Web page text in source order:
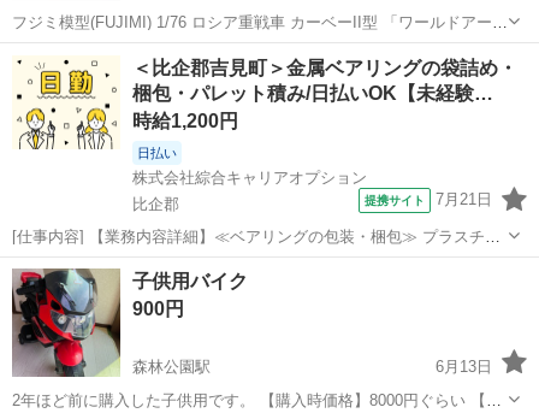
フジミ模型(FUJIMI) 1/76 ロシア重戦車 カーベーII型 「ワールドアーマ
ーシリーズ No.37」 パーツは全部そろっていると思います、古い商品
ですので箱は傷みが有ります、 発売後かなり経過して...
若葉駅 模型、プラモデル
＜比企郡吉見町＞金属ベアリングの袋詰め・
梱包・パレット積み/日払いOK【未経験…
時給1,200円
日払い
株式会社綜合キャリアオプション
比企郡
提携サイト 7月21日
[仕事内容] 【業務内容詳細】≪ベアリングの包装・梱包≫ プラスチッ
ク容器に入った手のひらサイズの金属品を取り出し、 ビニール袋へ袋
詰めを行います。 その後、 紙製の容器へ梱包し封をします。 箱に詰
められた製品を段ボールへ格...
埼玉 比企郡 仕分け
子供用バイク
900円
森林公園駅
6月13日
2年ほど前に購入した子供用です。 【購入時価格】8000円ぐらい 【サ